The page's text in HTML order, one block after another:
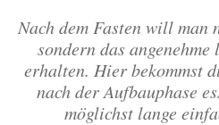
Nach dem Fasten will man
sondern das
erhalten. Hier bekommst
nach der Aufbauphase
möglichst lange